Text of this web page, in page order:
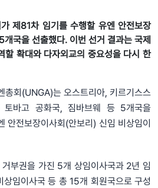
제81차 임기를 수행할 유엔 안전보장
국을 선출했다. 이번 선거 결과는 국제
할 확대와 다자외교의 중요성을 다시 한
총회(UNGA)는 오스트리아, 키르기스스
토바고 공화국, 짐바브웨 등 5개국을
전보장이사회(안보리) 신임 비상임이
부권을 가진 5개 상임이사국과 2년 임
임이사국 등 총 15개 회원국으로 구성